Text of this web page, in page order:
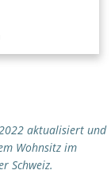
aktualisiert und
Wohnsitz im
Schweiz.